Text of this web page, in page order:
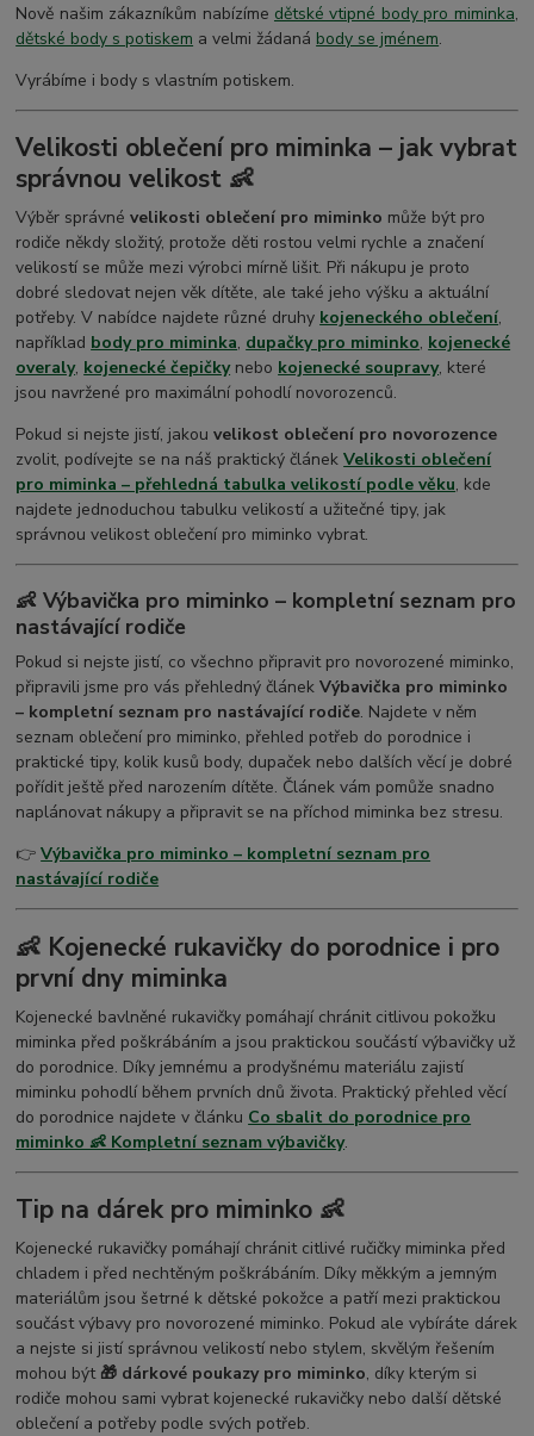
Nově našim zákazníkům nabízíme dětské vtipné body pro miminka,
dětské body s potiskem a velmi žádaná body se jménem.
Vyrábíme i body s vlastním potiskem.
Velikosti oblečení pro miminka – jak vybrat
správnou velikost 👶
Výběr správnévelikosti oblečení pro miminko může být pro
rodiče někdy složitý, protože děti rostou velmi rychle a značení
velikostí se může mezi výrobci mírně lišit. Při nákupu je proto
dobré sledovat nejen věk dítěte, ale také jeho výšku a aktuální
potřeby. V nabídce najdete různé druhy kojeneckého oblečení,
například body pro miminka, dupačky pro miminko, kojenecké
overaly, kojenecké čepičkynebo kojenecké soupravy, které
jsou navržené pro maximální pohodlí novorozenců.
Pokud si nejste jistí, jakouvelikost oblečení pro novorozence
zvolit, podívejte se na náš praktický článekVelikosti oblečení
pro miminka – přehledná tabulka velikostí podle věku, kde
najdete jednoduchou tabulku velikostí a užitečné tipy, jak
správnou velikost oblečení pro miminko vybrat.
👶 Výbavička pro miminko – kompletní seznam pro
nastávající rodiče
Pokud si nejste jistí, co všechno připravit pro novorozené miminko,
připravili jsme pro vás přehledný článekVýbavička pro miminko
– kompletní seznam pro nastávající rodiče. Najdete v něm
seznam oblečení pro miminko, přehled potřeb do porodnice i
praktické tipy, kolik kusů body, dupaček nebo dalších věcí je dobré
pořídit ještě před narozením dítěte. Článek vám pomůže snadno
naplánovat nákupy a připravit se na příchod miminka bez stresu.
👉Výbavička pro miminko – kompletní seznam pro
nastávající rodiče
👶 Kojenecké rukavičky do porodnice i pro
první dny miminka
Kojenecké bavlněné rukavičky pomáhají chránit citlivou pokožku
miminka před poškrábáním a jsou praktickou součástí výbavičky už
do porodnice. Díky jemnému a prodyšnému materiálu zajistí
miminku pohodlí během prvních dnů života. Praktický přehled věcí
do porodnice najdete v článku Co sbalit do porodnice pro
miminko 👶 Kompletní seznam výbavičky.
Tip na dárek pro miminko 👶
Kojenecké rukavičky pomáhají chránit citlivé ručičky miminka před
chladem i před nechtěným poškrábáním. Díky měkkým a jemným
materiálům jsou šetrné k dětské pokožce a patří mezi praktickou
součást výbavy pro novorozené miminko. Pokud ale vybíráte dárek
a nejste si jistí správnou velikostí nebo stylem, skvělým řešením
mohou být 🎁 dárkové poukazy pro miminko, díky kterým si
rodiče mohou sami vybrat kojenecké rukavičky nebo další dětské
oblečení a potřeby podle svých potřeb.